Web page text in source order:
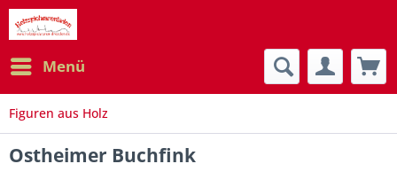
Menü
Figuren aus Holz
Ostheimer Buchfink